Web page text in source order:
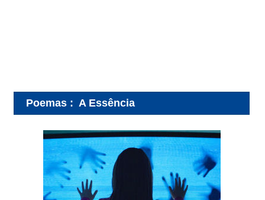
Poemas : A Essência